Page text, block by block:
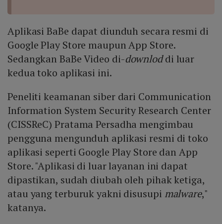
Aplikasi BaBe dapat diunduh secara resmi di
Google Play Store maupun App Store.
Sedangkan BaBe Video di-downloddi luar
kedua toko aplikasi ini.
Peneliti keamanan siber dari Communication
Information System Security Research Center
(CISSReC) Pratama Persadha mengimbau
pengguna mengunduh aplikasi resmi di toko
aplikasi seperti Google Play Store dan App
Store. "Aplikasi di luar layanan ini dapat
dipastikan, sudah diubah oleh pihak ketiga,
atau yang terburuk yakni disusupi malware,"
katanya.